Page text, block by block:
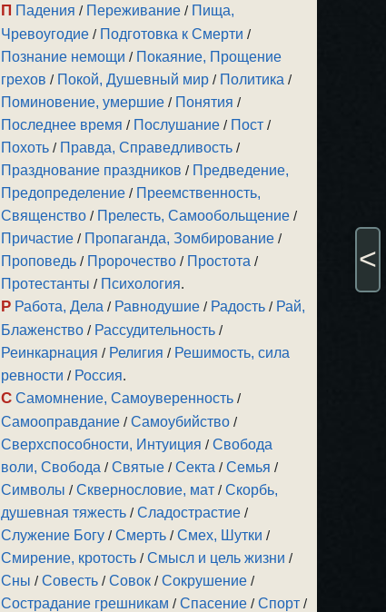
П Падения / Переживание / Пища,
Чревоугодие / Подготовка к Смерти /
Познание немощи / Покаяние, Прощение
грехов / Покой, Душевный мир / Политика /
Поминовение, умершие / Понятия /
Последнее время / Послушание / Пост /
Похоть / Правда, Справедливость /
Празднование праздников / Предведение,
Предопределение / Преемственность,
Священство / Прелесть, Самообольщение /
Причастие / Пропаганда, Зомбирование /
Проповедь / Пророчество / Простота /
Протестанты / Психология.
Р Работа, Дела / Равнодушие / Радость / Рай,
Блаженство / Рассудительность /
Реинкарнация / Религия / Решимость, сила
ревности / Россия.
С Самомнение, Самоуверенность /
Самооправдание /Самоубийство /
Сверхспособности, Интуиция /Свобода
воли, Свобода /Святые /Секта /Семья /
Символы /Сквернословие, мат /Скорбь,
душевная тяжесть /Сладострастие /
Служение Богу /Смерть /Смех, Шутки /
Смирение, кротость /Смысл и цель жизни /
Сны /Совесть /Совок /Сокрушение /
Сострадание грешникам /Спасение /Спорт /
<